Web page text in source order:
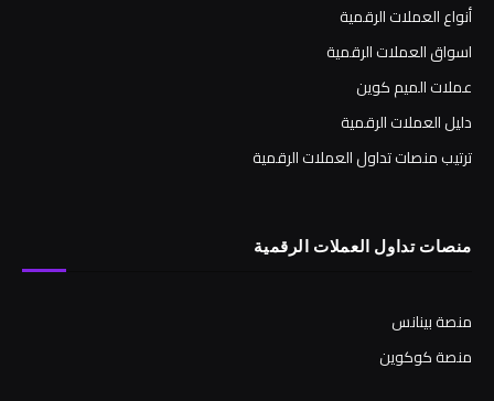
أنواع العملات الرقمية
اسواق العملات الرقمية
عملات الميم كوين
دليل العملات الرقمية
ترتيب منصات تداول العملات الرقمية
منصات تداول العملات الرقمية
منصة بينانس
منصة كوكوين